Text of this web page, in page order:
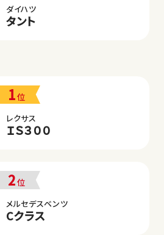
ダイハツ
タント
1位
レクサス
ＩＳ３００
2位
メルセデスベンツ
Cクラス